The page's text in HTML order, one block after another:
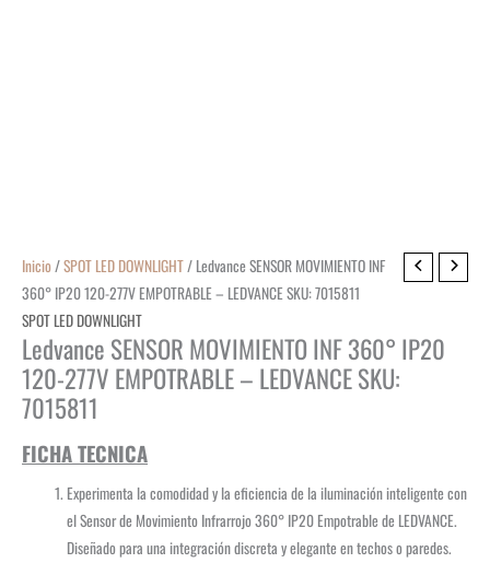
Inicio/SPOT LED DOWNLIGHT/ Ledvance SENSOR MOVIMIENTO INF
360° IP20 120-277V EMPOTRABLE – LEDVANCE SKU: 7015811
SPOT LED DOWNLIGHT
Ledvance SENSOR MOVIMIENTO INF 360° IP20
120-277V EMPOTRABLE – LEDVANCE SKU:
7015811
FICHA TECNICA
Experimenta la comodidad y la eficiencia de la iluminación inteligente con
el Sensor de Movimiento Infrarrojo 360° IP20 Empotrable de LEDVANCE.
Diseñado para una integración discreta y elegante en techos o paredes.